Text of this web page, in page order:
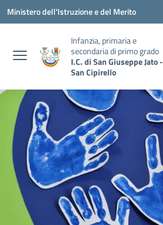
Vai ai contenuti
Vai al menu di navigazione
Vai al footer
Ministero dell'Istruzione e del Merito
Infanzia, primaria e
secondaria di primo grado
I.C. di San Giuseppe Jato -
San Cipirello